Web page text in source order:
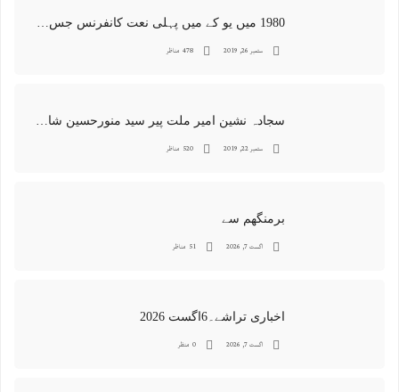
ستمبر 26, 2019 478 مناظر
ستمبر 22, 2019 520 مناظر
برمنگھم سے
اگست 7, 2026 51 مناظر
اخباری تراشے۔6اگست 2026
اگست 7, 2026 0 منظر